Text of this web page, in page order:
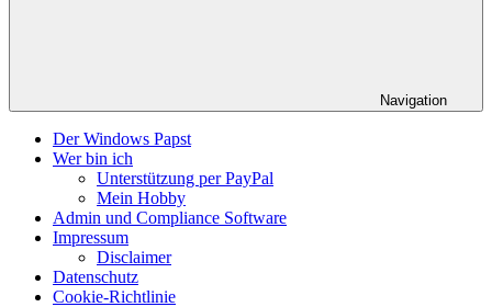
Navigation
Der Windows Papst
Wer bin ich
Unterstützung per PayPal
Mein Hobby
Admin und Compliance Software
Impressum
Disclaimer
Datenschutz
Cookie-Richtlinie